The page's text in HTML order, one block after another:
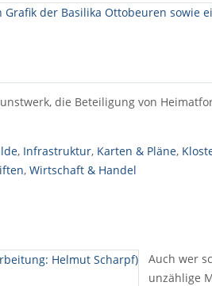
die Beteiligung von
, Infrastruktur, Karten & Pläne,
, Wirtschaft & Handel
Auch wer
unzählige